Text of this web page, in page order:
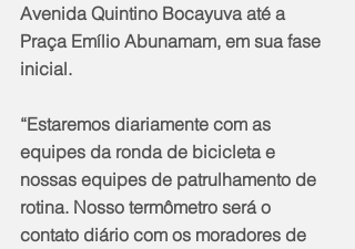
Avenida Quintino Bocayuva até a
Praça Emílio Abunamam, em sua fase
inicial.
“Estaremos diariamente com as
equipes da ronda de bicicleta e
nossas equipes de patrulhamento de
rotina. Nosso termômetro será o
contato diário com os moradores de